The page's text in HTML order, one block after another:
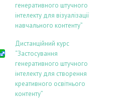
генеративного штучного
інтелекту для візуалізації
навчального контенту”
Дистанційний курс
“Застосування
генеративного штучного
інтелекту для створення
креативного освітнього
контенту”